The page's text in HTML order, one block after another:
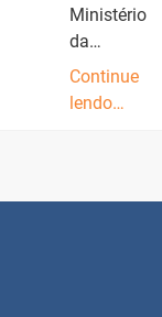
Ministério
da…
Continue
lendo…